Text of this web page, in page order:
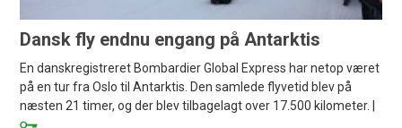
Dansk fly endnu engang på Antarktis
En danskregistreret Bombardier Global Express har netop været
på en tur fra Oslo til Antarktis. Den samlede flyvetid blev på
næsten 21 timer, og der blev tilbagelagt over 17.500 kilometer. |